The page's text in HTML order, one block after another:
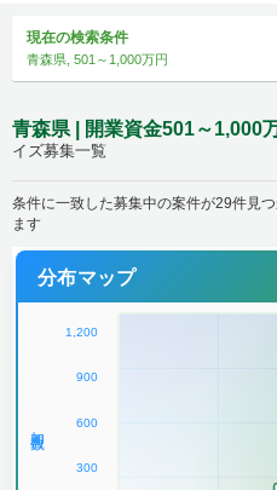
現在の検索条件
青森県, 501～1,000万円
青森県 | 開業資金501～1,000
イズ募集一覧
条件に一致した募集中の案件が29件見
ます
分布マップ
1,200
900
600
300